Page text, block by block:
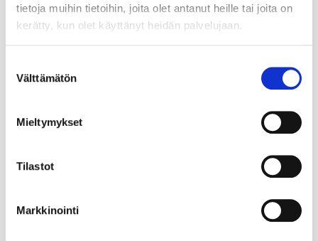
tietoja muihin tietoihin, joita olet antanut heille tai joita on
kerätty, kun olet käyttänyt heidän palvelujaan.
valinta
Välttämätön
Mieltymykset
Tilastot
Markkinointi